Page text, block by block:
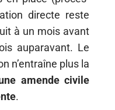
directe reste
à un mois avant
auparavant. Le
n’entraîne plus la
amende civile
.